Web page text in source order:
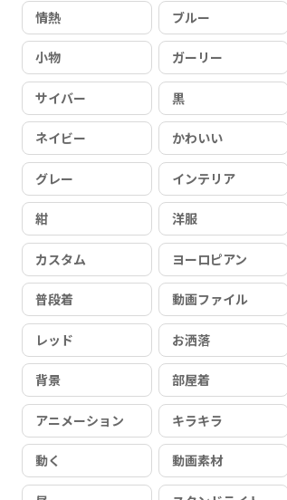
情熱 ブルー
小物 ガーリー
サイバー 黒
ネイビー かわいい
グレー インテリア
紺 洋服
カスタム ヨーロピアン
普段着 動画ファイル
レッド お洒落
背景 部屋着
アニメーション キラキラ
動く 動画素材